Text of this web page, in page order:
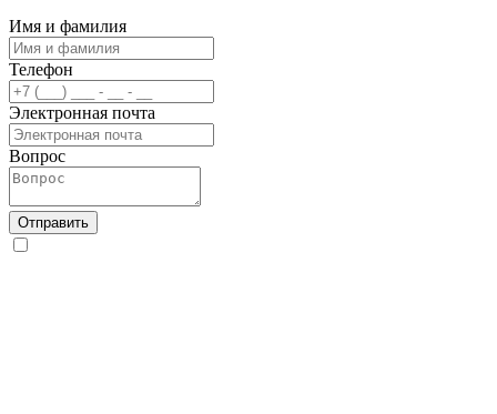
Имя и фамилия
Телефон
Электронная почта
Вопрос
Отправить